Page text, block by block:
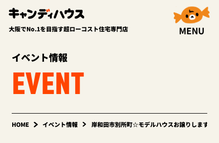
大阪でNo.1を目指す超ローコスト住宅専門店 MENU
イベント情報
EVENT
HOME イベント情報 岸和田市別所町☆モデルハウスお譲りします☆